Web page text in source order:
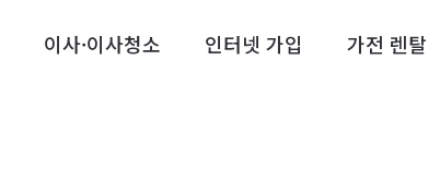
이사·이사청소 인터넷 가입 가전 렌탈